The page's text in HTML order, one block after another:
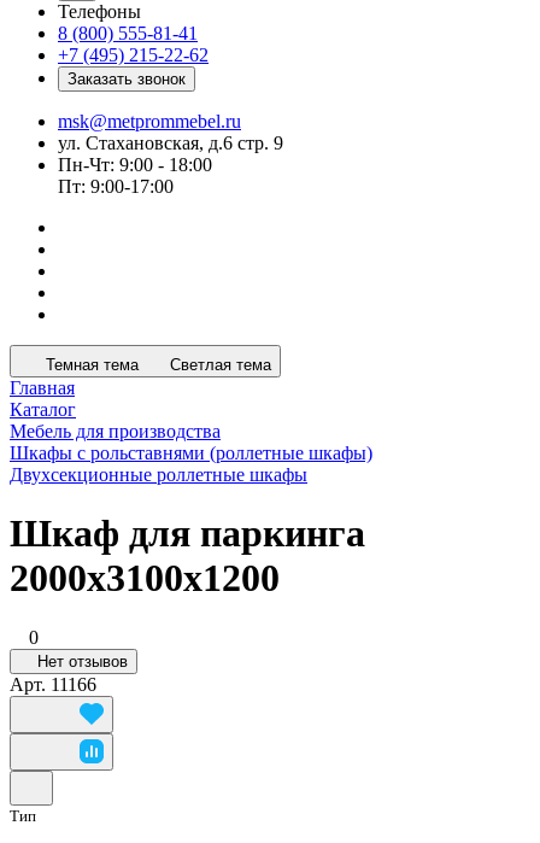
Телефоны
8 (800) 555-81-41
+7 (495) 215-22-62
Заказать звонок
msk@metprommebel.ru
ул. Стахановская, д.6 стр. 9
Пн-Чт: 9:00 - 18:00
Пт: 9:00-17:00
Темная тема Светлая тема
Главная
Каталог
Мебель для производства
Шкафы с рольставнями (роллетные шкафы)
Двухсекционные роллетные шкафы
Шкаф для паркинга
2000x3100x1200
0
Нет отзывов
Арт. 11166
Тип